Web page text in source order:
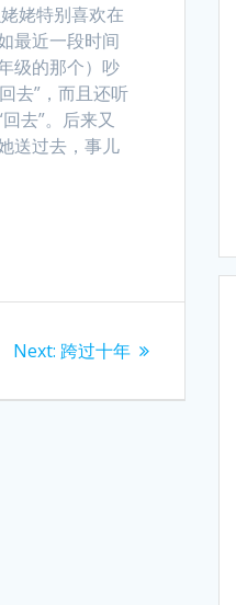
姥特别喜欢在
最近一段时间
级的那个）吵
去”，而且还听
去”。后来又
送过去，事儿
Next: Next
跨过十年